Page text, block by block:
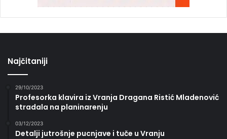
Najčitaniji
29/10/2023
Profesorka klavira iz Vranja Dragana Ristić Mladenović
stradala na planinarenju
03/12/2023
Detalji jutrošnje pucnjave i tuče u Vranju